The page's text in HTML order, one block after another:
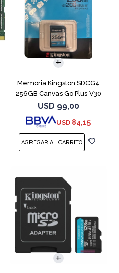
Memoria Kingston SDCG4
256GB Canvas Go Plus V30
USD 99,00
USD 84,15